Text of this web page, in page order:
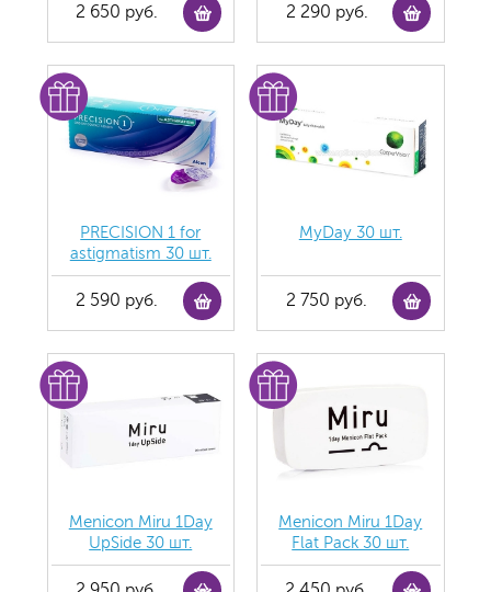
2 650 руб. 2 290 руб.
PRECISION 1 for
astigmatism 30 шт.
2 590 руб.
MyDay 30 шт.
2 750 руб.
Menicon Miru 1Day
UpSide 30 шт.
Menicon Miru 1Day
Flat Pack 30 шт.